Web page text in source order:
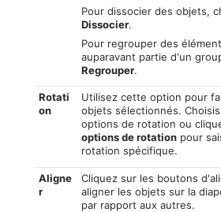
Pour dissocier des objets,
Dissocier.
Pour regrouper des
auparavant partie d'un
Regrouper.
Rotati
on
Utilisez cette option pour
objets sélectionnés.
options de rotation ou
options de rotation pour
rotation spécifique.
Aligne
r
Cliquez sur les boutons
aligner les objets sur la
par rapport aux autres.